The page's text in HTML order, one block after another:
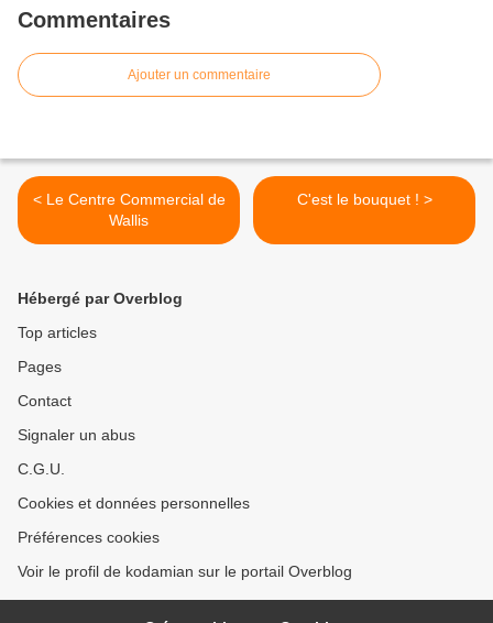
Commentaires
Ajouter un commentaire
< Le Centre Commercial de
Wallis
C'est le bouquet ! >
Hébergé par Overblog
Top articles
Pages
Contact
Signaler un abus
C.G.U.
Cookies et données personnelles
Préférences cookies
Voir le profil de kodamian sur le portail Overblog